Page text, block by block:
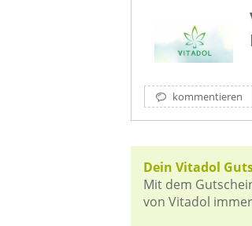
kommentieren
Dein Vitadol
Mit dem
von Vitadol